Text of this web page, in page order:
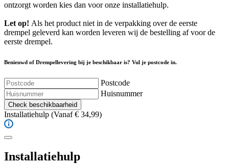
ontzorgt worden kies dan voor onze installatiehulp.
Let op! Als het product niet in de verpakking over de eerste
drempel geleverd kan worden leveren wij de bestelling af voor de
eerste drempel.
Benieuwd of Drempellevering bij je beschikbaar is? Vul je postcode in.
Postcode
Huisnummer
Check beschikbaarheid
Installatiehulp (Vanaf € 34,99)
Installatiehulp